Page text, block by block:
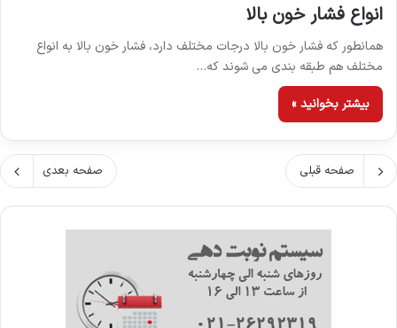
انواع فشار خون بالا
همانطور که فشار خون بالا درجات مختلف دارد، فشار خون بالا به انواع
مختلف هم طبقه بندی می شوند که…
بیشتر بخوانید »
صفحه قبلی صفحه بعدی